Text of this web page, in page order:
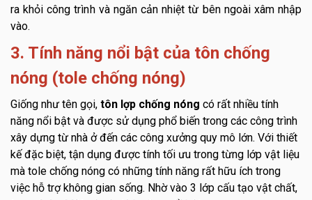
ra khỏi công trình và ngăn cản nhiệt từ bên ngoài xâm nhập
vào.
3. Tính năng nổi bật của tôn chống
nóng (tole chống nóng)
Giống như tên gọi, tôn lợp chống nóng có rất nhiều tính
năng nổi bật và được sử dụng phổ biến trong các công trình
xây dựng từ nhà ở đến các công xưởng quy mô lớn. Với thiết
kế đặc biệt, tận dụng được tính tối ưu trong từng lớp vật liệu
mà tole chống nóng có những tính năng rất hữu ích trong
việc hỗ trợ không gian sống. Nhờ vào 3 lớp cấu tạo vật chất,